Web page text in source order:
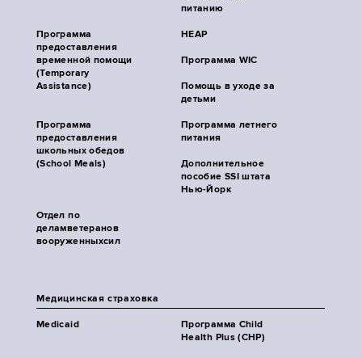
питанию
Программа
предоставления
временной помощи
(Temporary
Assistance)
HEAP
Программа WIC
Помощь в уходе за
детьми
Программа
предоставления
школьных обедов
(School Meals)
Программа летнего
питания
Дополнительное
пособие SSI штата
Нью-Йорк
Отдел по
деламветеранов
вооруженныхсил
Медицинская страховка
Medicaid
Программа Child
Health Plus (CHP)